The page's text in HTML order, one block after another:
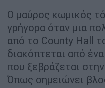
Ο μαύρος κωμικός
γρήγορα όταν μια
από το County Hall
διακόπτεται από ένα
που ξεβράζεται
Όπως σημειώνει